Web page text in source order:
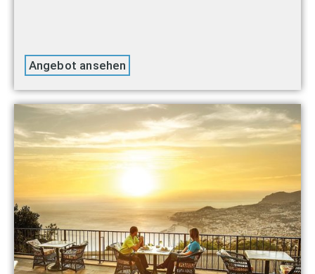
Angebot ansehen